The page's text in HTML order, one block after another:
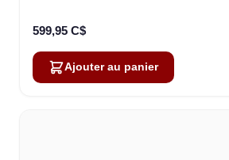
599,95 C$
Ajouter au panier